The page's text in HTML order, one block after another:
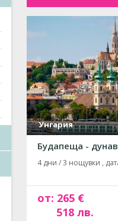
Унгария
Будапеща -
4 дни / 3 нощувки ,
от: 265 €
518 лв.